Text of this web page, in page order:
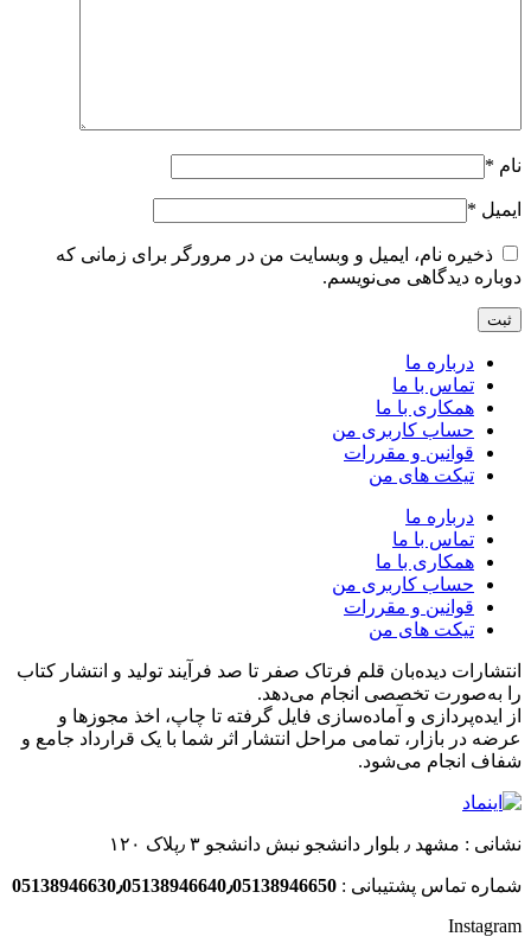
نام *
ایمیل *
ذخیره نام، ایمیل و وبسایت من در مرورگر برای زمانی که
دوباره دیدگاهی می‌نویسم.
درباره ما
تماس با ما
همکاری با ما
حساب کاربری من
قوانین و مقررات
تیکت های من
درباره ما
تماس با ما
همکاری با ما
حساب کاربری من
قوانین و مقررات
تیکت های من
انتشارات دیده‌بان قلم فرتاک صفر تا صد فرآیند تولید و انتشار کتاب
را به‌صورت تخصصی انجام می‌دهد.
از ایده‌پردازی و آماده‌سازی فایل گرفته تا چاپ، اخذ مجوزها و
عرضه در بازار، تمامی مراحل انتشار اثر شما با یک قرارداد جامع و
شفاف انجام می‌شود.
نشانی : مشهد ٫ بلوار دانشجو نبش دانشجو ۳ ٫پلاک ۱۲۰
شماره تماس پشتیبانی : 05138946630٫05138946640٫05138946650
Instagram